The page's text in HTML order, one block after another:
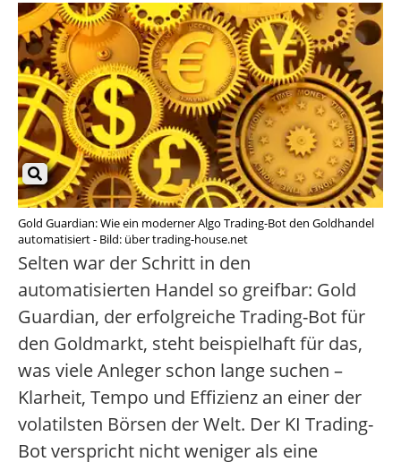
Gold Guardian: Wie ein moderner Algo Trading-Bot den Goldhandel
automatisiert - Bild: über trading-house.net
Selten war der Schritt in den
automatisierten Handel so greifbar: Gold
Guardian, der erfolgreiche Trading-Bot für
den Goldmarkt, steht beispielhaft für das,
was viele Anleger schon lange suchen –
Klarheit, Tempo und Effizienz an einer der
volatilsten Börsen der Welt. Der KI Trading-
Bot verspricht nicht weniger als eine